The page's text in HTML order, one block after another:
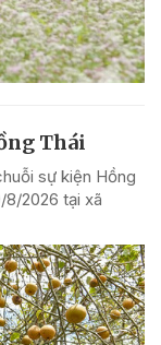
Thái
sự kiện Hồng
8/2026 tại xã